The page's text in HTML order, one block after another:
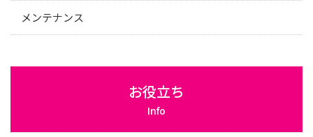
メンテナンス
お役立ち
Info